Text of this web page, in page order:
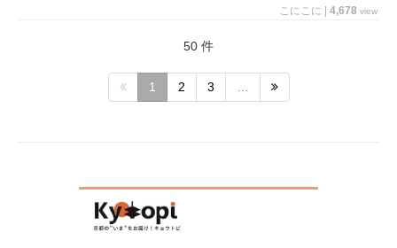
こにこに
4,678 view
50 件
1 2 3